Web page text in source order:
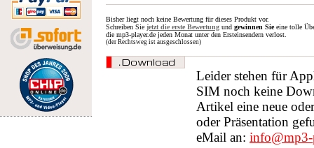
Bisher liegt noch keine Bewertung für dieses Produkt vor.
Schreiben Sie jetzt die erste Bewertung und gewinnen Sieeine tolle
die mp3-player.de jeden Monat unter den Ersteinsendern verlost.
(der Rechtsweg ist ausgeschlossen)
Leider stehen für
SIM noch keine
Artikel eine neue
oder Präsentation
eMail an: info@mp3-